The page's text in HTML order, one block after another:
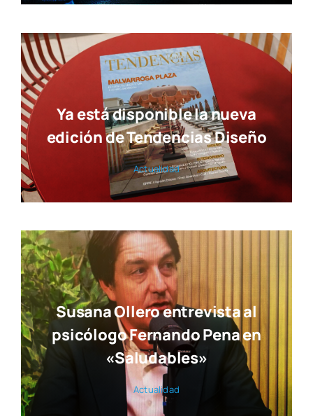
Ya está disponible la nueva
edición de Tendencias Diseño
Actua­li­dad
Susana Ollero entrevista al
psicólogo Fernando Pena en
«Saludables»
Actua­li­dad